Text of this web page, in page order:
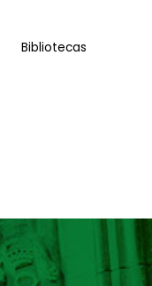
Bibliotecas